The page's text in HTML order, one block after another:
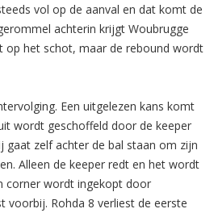
vol op de aanval en dat komt de
achterin krijgt Woubrugge
op het schot, maar de rebound wordt
Een uitgelezen kans komt
wordt geschoffeld door de keeper
gaat zelf achter de bal staan om zijn
Alleen de keeper redt en het wordt
corner wordt ingekopt door
voorbij. Rohda 8 verliest de eerste